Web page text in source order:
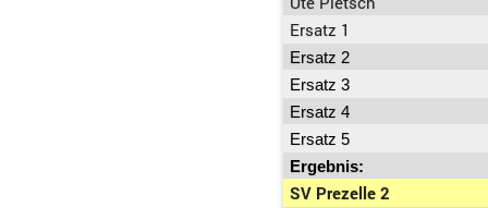
Ersatz 1
Ersatz 2
Ersatz 3
Ersatz 4
Ersatz 5
Ergebnis:
SV Prezelle 2